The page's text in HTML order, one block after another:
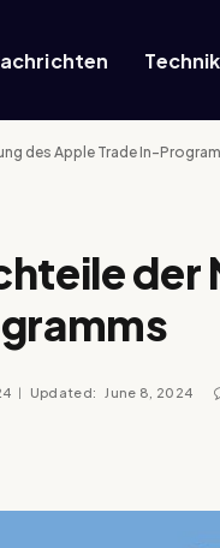
Technik
des Apple Trade In-
der
Updated: June 8, 2024